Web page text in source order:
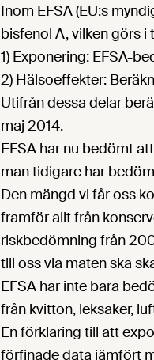
Inom EFSA (EU:s
bisfenol A, vilken görs i
1) Exponering: EFSA-
2) Hälsoeffekter:
Utifrån dessa delar
maj 2014.
EFSA har nu bedömt
man tidigare har
Den mängd vi får oss
framför allt från
riskbedömning från
till oss via maten ska
EFSA har inte bara
från kvitton, leksaker,
En förklaring till att
förfinade data jämfört